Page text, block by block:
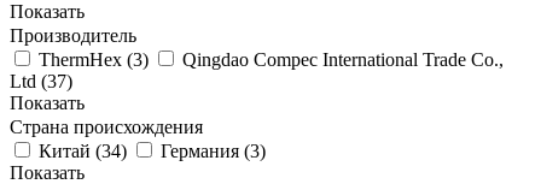
Показать
Производитель
ThermHex (3)
Qingdao Compec International Trade Co.,
Ltd (37)
Показать
Страна происхождения
Китай (34) Германия (3)
Показать